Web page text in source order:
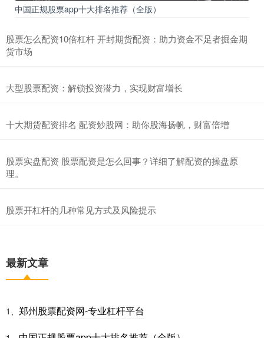
中国正规股票app十大排名推荐（全版）
股票怎么配资10倍杠杆 开封期货配资：助力资金不足者掘金期
货市场
大型股票配资：解锁投资潜力，实现财富增长
十大期货配资排名 配资炒股网：助你股海扬帆，财富倍增
股票实盘配资 股票配资是怎么回事？详细了解配资的操盘原
理。
股票开杠杆的几种常见方式及风险提示
最新文章
1、 郑州股票配资网-专业杠杆平台